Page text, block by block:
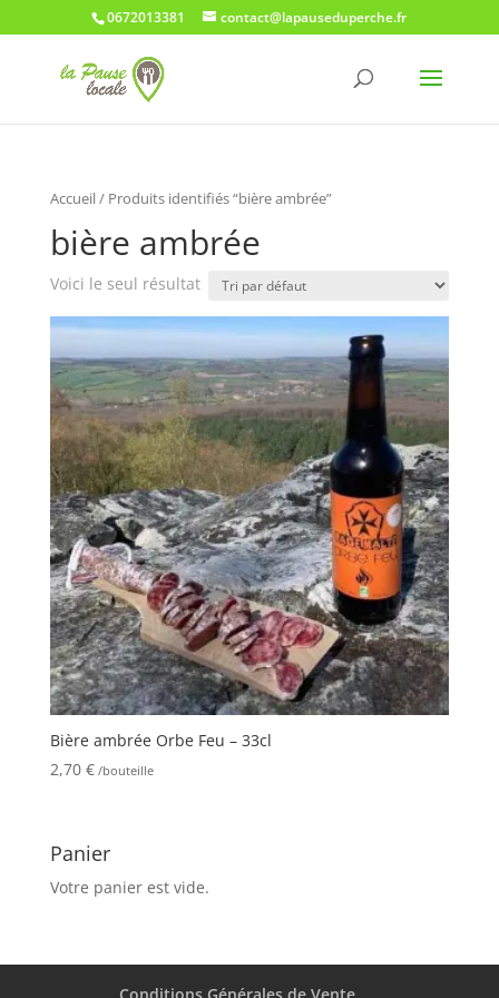
0672013381 contact@lapauseduperche.fr
Accueil/ Produits identifiés “bière ambrée”
bière ambrée
Voici le seul résultat
Bière ambrée Orbe Feu – 33cl
2,70 €/bouteille
Panier
Votre panier est vide.